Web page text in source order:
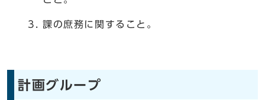
課の庶務に関すること。
計画グループ